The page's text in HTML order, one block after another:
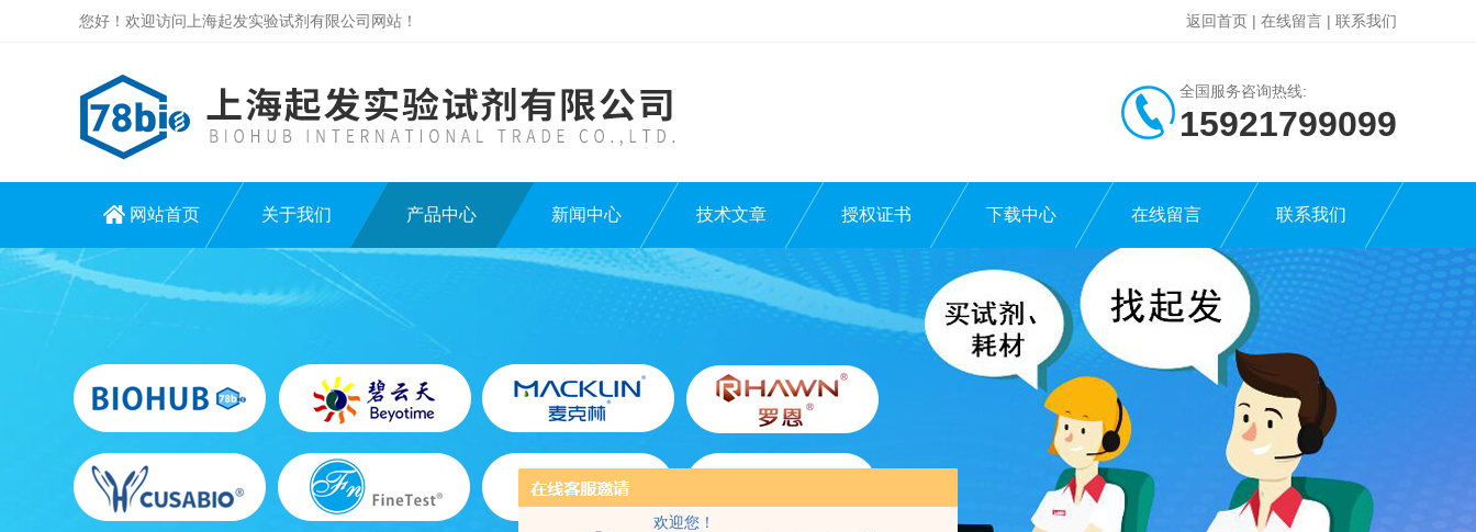
欢迎您！
您好！欢迎访问上海起发实验试剂有限公司网站！ 返回首页 | 在线留言 | 联系我们
全国服务咨询热线:
15921799099
网站首页 关于我们 产品中心 新闻中心 技术文章 授权证书 下载中心 在线留言 联系我们